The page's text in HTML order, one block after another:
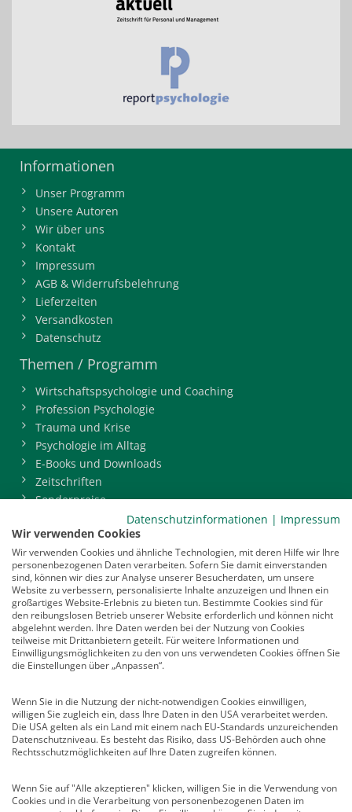
Informationen
Unser Programm
Unsere Autoren
Wir über uns
Kontakt
Impressum
AGB & Widerrufsbelehrung
Lieferzeiten
Versandkosten
Datenschutz
Themen / Programm
Wirtschaftspsychologie und Coaching
Profession Psychologie
Trauma und Krise
Psychologie im Alltag
E-Books und Downloads
Zeitschriften
Sonderpreise
BDP-Mitgliederbereich
Service
Newsletter
Mediadaten
Infocenter
Veranstaltungen
Nachrichten
Abo kündigen
Vertrag widerrufen
Kontakt
Am Köllnischen Park 2
10179 Berlin
Datenschutzinformationen | Impressum
Wir verwenden Cookies
Wir verwenden Cookies und ähnliche Technologien, mit deren Hilfe wir Ihre
personenbezogenen Daten verarbeiten. Sofern Sie damit einverstanden
sind, können wir dies zur Analyse unserer Besucherdaten, um unsere
Website zu verbessern, personalisierte Inhalte anzuzeigen und Ihnen ein
großartiges Website-Erlebnis zu bieten tun. Bestimmte Cookies sind für
den reibungslosen Betrieb unserer Website erforderlich und können nicht
abgelehnt werden. Ihre Daten werden bei der Nutzung von Cookies
teilweise mit Drittanbietern geteilt. Für weitere Informationen und
Einwilligungsmöglichkeiten zu den von uns verwendeten Cookies öffnen Sie
die Einstellungen über „Anpassen“.
Wenn Sie in die Nutzung der nicht-notwendigen Cookies einwilligen,
willigen Sie zugleich ein, dass Ihre Daten in den USA verarbeitet werden.
Die USA gelten als ein Land mit einem nach EU-Standards unzureichenden
Datenschutzniveau. Es besteht das Risiko, dass US-Behörden auch ohne
Rechtsschutzmöglichkeiten auf Ihre Daten zugreifen können.
Wenn Sie auf "Alle akzeptieren" klicken, willigen Sie in die Verwendung von
Cookies und in die Verarbeitung von personenbezogenen Daten im